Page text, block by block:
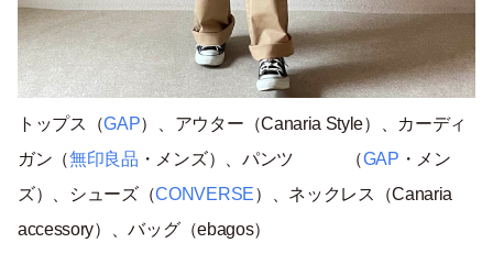
トップス（GAP）、アウター（Canaria Style）、カーディ
ガン（無印良品 ・メンズ）、パンツ （GAP ・メン
ズ）、シューズ（CONVERSE）、ネックレス（Canaria
accessory）、バッグ（ebagos）